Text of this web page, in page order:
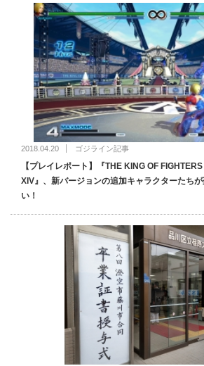
2018.04.20 ゴジライン記事
【プレイレポート】『THE KING OF FIGHTERS
XIV』、新バージョンの追加キャラクターたちが
い！